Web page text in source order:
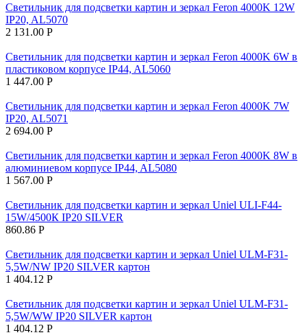
Светильник для подсветки картин и зеркал Feron 4000K 12W
IP20, AL5070
2 131.00 Р
Светильник для подсветки картин и зеркал Feron 4000K 6W в
пластиковом корпусе IP44, AL5060
1 447.00 Р
Светильник для подсветки картин и зеркал Feron 4000K 7W
IP20, AL5071
2 694.00 Р
Светильник для подсветки картин и зеркал Feron 4000K 8W в
алюминиевом корпусе IP44, AL5080
1 567.00 Р
Светильник для подсветки картин и зеркал Uniel ULI-F44-
15W/4500К IP20 SILVER
860.86 Р
Светильник для подсветки картин и зеркал Uniel ULM-F31-
5,5W/NW IP20 SILVER картон
1 404.12 Р
Светильник для подсветки картин и зеркал Uniel ULM-F31-
5,5W/WW IP20 SILVER картон
1 404.12 Р